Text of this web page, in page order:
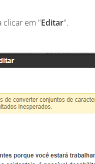
clicar em "Editar".